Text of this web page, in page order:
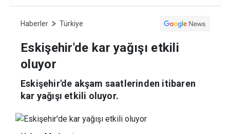
Eskişehir'de kar yağışı etkili
oluyor
Eskişehir'de akşam saatlerinden itibaren